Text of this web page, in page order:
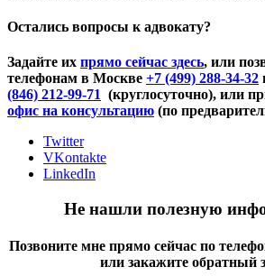
Остались вопросы к адвокату?
Задайте их прямо сейчас здесь, или
телефонам в Москве +7 (499) 288-34-32
(846) 212-99-71 (круглосуточно), или
офис на консультацию (по
Twitter
VKontakte
LinkedIn
Не нашли полезную
Позвоните мне прямо сейчас по
или закажите обратный